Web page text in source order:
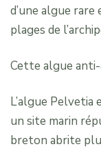
d’une algue
plages de
Cette algue anti-
L’algue
un site marin
breton abrite